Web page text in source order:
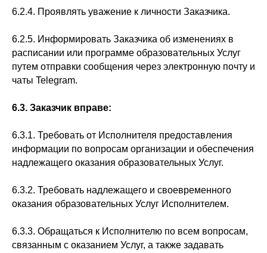
6.2.4. Проявлять уважение к личности Заказчика.
6.2.5. Информировать Заказчика об изменениях в
расписании или программе образовательных Услуг
путем отправки сообщения через электронную почту и
чаты Telegram.
6.3. Заказчик вправе:
6.3.1. Требовать от Исполнителя предоставления
информации по вопросам организации и обеспечения
надлежащего оказания образовательных Услуг.
6.3.2. Требовать надлежащего и своевременного
оказания образовательных Услуг Исполнителем.
6.3.3. Обращаться к Исполнителю по всем вопросам,
связанным с оказанием Услуг, а также задавать